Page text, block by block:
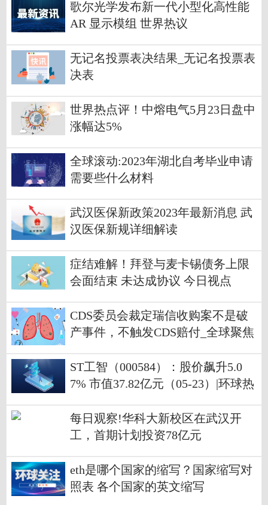
歌尔光学发布新一代小型化高性能
AR 显示模组 世界热议
无记名投票表决结果_无记名投票表
决表
世界热点评！中熔电气5月23日盘中
涨幅达5%
全球滚动:2023年湖北自考毕业申请
需要些什么材料
武汉医保新政策2023年最新消息 武
汉医保新规详细解读
症结难解！拜登与麦卡锡债务上限
会面结束 未达成协议 今日视点
CDS委员会裁定瑞信收购案不是破
产事件，不触发CDS赔付_全球聚焦
ST工智（000584）：股价飙升5.0
7% 市值37.82亿元（05-23）|环球热
每日观察!华科大新校区在武汉开
工，首期计划投资78亿元
eth是哪个国家的缩写？国家缩写对
照表 各个国家的英文缩写